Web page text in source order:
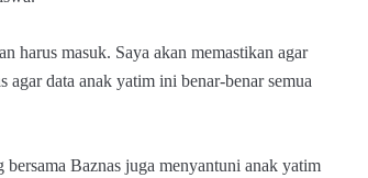
harus masuk. Saya akan memastikan agar
data anak yatim ini benar-benar semua
bersama Baznas juga menyantuni anak yatim